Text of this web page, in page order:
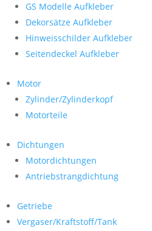
GS Modelle Aufkleber
Dekorsätze Aufkleber
Hinweisschilder Aufkleber
Seitendeckel Aufkleber
Motor
Zylinder/Zylinderkopf
Motorteile
Dichtungen
Motordichtungen
Antriebstrangdichtung
Getriebe
Vergaser/Kraftstoff/Tank